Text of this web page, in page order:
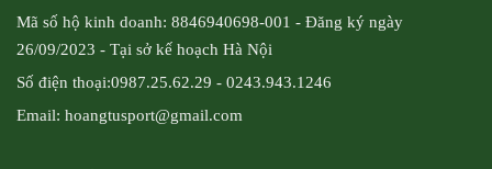
Mã số hộ kinh doanh: 8846940698-001 - Đăng ký ngày
26/09/2023 - Tại sở kế hoạch Hà Nội
Số điện thoại:0987.25.62.29 - 0243.943.1246
Email: hoangtusport@gmail.com